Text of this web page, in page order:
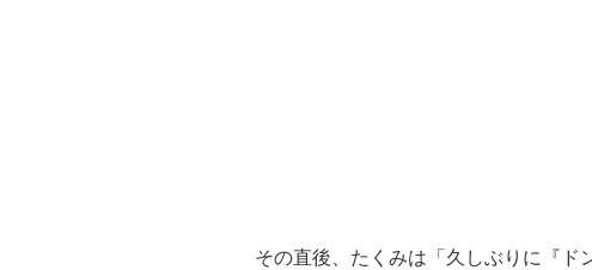
その直後、たくみは「久しぶりに『ド